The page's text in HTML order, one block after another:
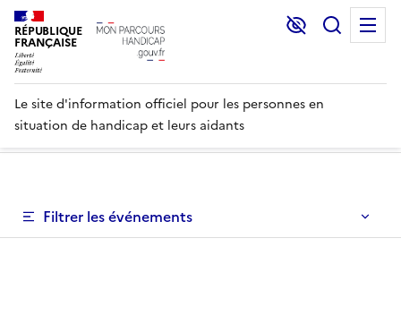
RÉPUBLIQUE
FRANÇAISE
Lecture et
Le site d'information officiel pour les personnes en
situation de handicap et leurs aidants
Filtrer les événements